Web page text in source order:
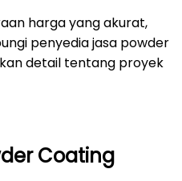
harga yang akurat,
penyedia jasa powder
detail tentang proyek
Coating